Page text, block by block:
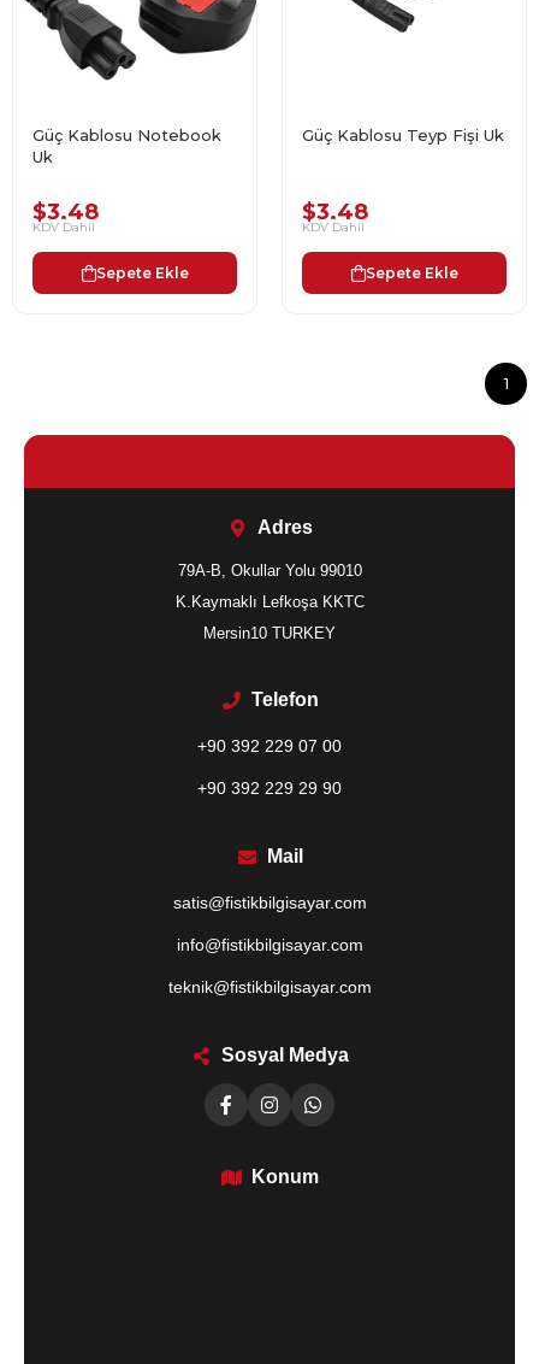
Güç Kablosu Notebook
Uk
$3.48
KDV Dahil
Sepete Ekle
Güç Kablosu Teyp Fişi Uk
$3.48
KDV Dahil
Sepete Ekle
1
Adres
79A-B, Okullar Yolu 99010
K.Kaymaklı Lefkoşa KKTC
Mersin10 TURKEY
Telefon
+90 392 229 07 00
+90 392 229 29 90
Mail
satis@fistikbilgisayar.com
info@fistikbilgisayar.com
teknik@fistikbilgisayar.com
Sosyal Medya
Konum